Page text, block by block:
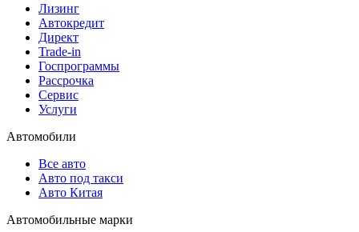
Лизинг
Автокредит
Директ
Trade-in
Госпрограммы
Рассрочка
Сервис
Услуги
Автомобили
Все авто
Авто под такси
Авто Китая
Автомобильные марки